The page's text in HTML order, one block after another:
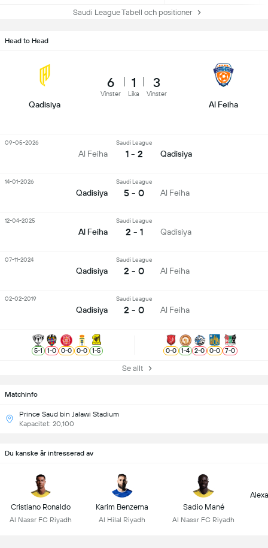
Saudi League Tabell och positioner
Matchinfo
Prince Saud bin Jalawi Stadium
Kapacitet: 20,100
Head to Head
Qadisiya
6
Vinster
1
Lika
3
Vinster
Al Feiha
Al Feiha
Saudi League
1 - 2 Qadisiya
09-05-2026
Qadisiya
Saudi League
5 - 0 Al Feiha
14-01-2026
Al Feiha
Saudi League
2 - 1 Qadisiya
12-04-2025
Qadisiya
Saudi League
2 - 0 Al Feiha
07-11-2024
Qadisiya
Saudi League
2 - 0 Al Feiha
02-02-2019
5-1 1-0 0-0 0-0 1-5 0-0 1-4 2-0 0-0 7-0
Se allt
Du kanske är intresserad av
Cristiano Ronaldo
Al Nassr FC Riyadh
Karim Benzema
Al Hilal Riyadh
Sadio Mané
Al Nassr FC Riyadh